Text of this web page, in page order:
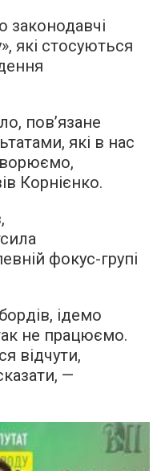
законодавчі
які стосуються
пов’язане
які в нас
Корнієнко.
фокус-групі
ідемо
не працюємо.
відчути,
—